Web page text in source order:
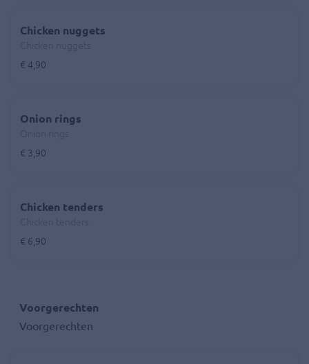
Chicken nuggets
€ 4,90
Onion rings
€ 3,90
Chicken tenders
€ 6,90
Voorgerechten
Voorgerechten